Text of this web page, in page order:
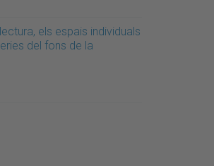
els espais individuals
del fons de la